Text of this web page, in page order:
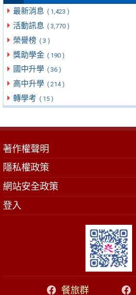
最新消息 ( 1,423 )
活動訊息 ( 3,770 )
榮譽榜 ( 3 )
獎助學金 ( 190 )
國中升學 ( 36 )
高中升學 ( 214 )
轉學考 ( 15 )
著作權聲明
隱私權政策
網站安全政策
登入
餐旅群